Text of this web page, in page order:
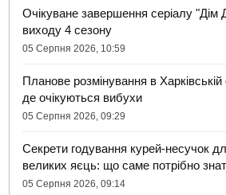
Очікуване завершення серіалу "Дім
виходу 4 сезону
05 Серпня 2026, 10:59
Планове розмінування в
де очікуються вибухи
05 Серпня 2026, 09:29
Секрети годування курей-несучок
великих яєць: що саме потрібно
05 Серпня 2026, 09:14